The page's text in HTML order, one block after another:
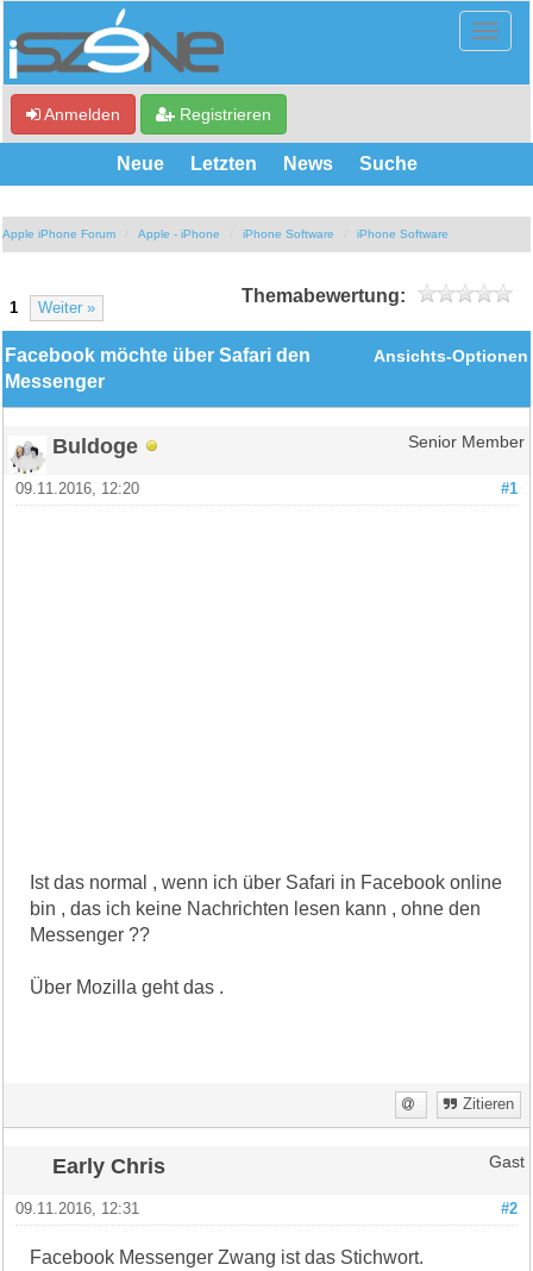
Anmelden Registrieren
Neue Letzten News Suche
Apple iPhone Forum Apple - iPhone iPhone Software iPhone Software
1 Weiter »
Themabewertung:
Ansichts-Optionen
Facebook möchte über Safari den
Messenger
Buldoge Senior Member
#1
09.11.2016, 12:20
Ist das normal , wenn ich über Safari in Facebook online
bin , das ich keine Nachrichten lesen kann , ohne den
Messenger ??
Über Mozilla geht das .
Zitieren
Early Chris Gast
#2
09.11.2016, 12:31
Facebook Messenger Zwang ist das Stichwort.